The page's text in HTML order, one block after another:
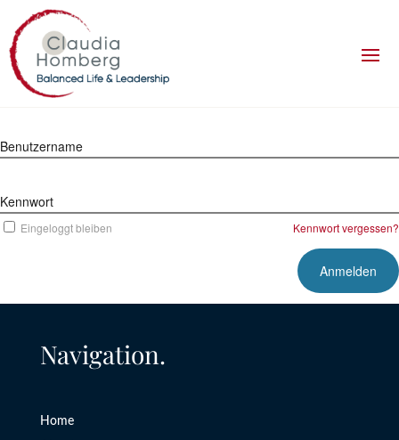
Benutzername
Kennwort
Eingeloggt bleiben Kennwort vergessen?
Navigation.
Home